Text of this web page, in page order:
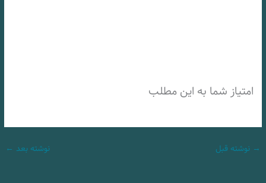
امتیاز شما به این مطلب
→ نوشته قبل نوشته بعد ←